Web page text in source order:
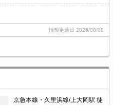
情報更新日 2026/08/08
京急本線・久里浜線/上大岡駅 徒